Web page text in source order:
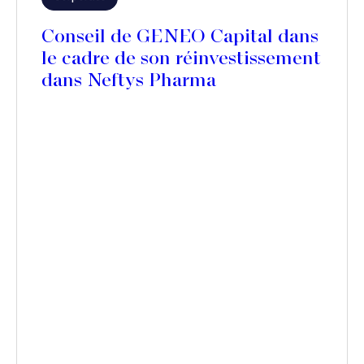
Conseil de GENEO Capital dans
le cadre de son réinvestissement
dans Neftys Pharma